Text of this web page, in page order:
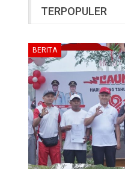
TERPOPULER
BERITA